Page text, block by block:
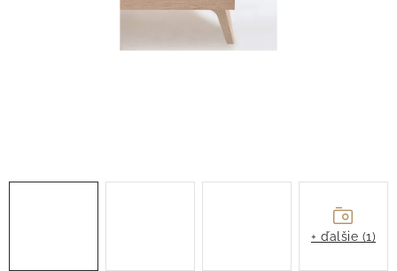
Podmienky ochrany osobných údajov
Vrátenie tovaru
+ ďalšie (1)